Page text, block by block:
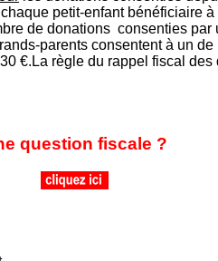
petit-enfant bénéficiaire
de donations consenties par
parents consentent à un
€.La règle du rappel fiscal
question fiscale ?